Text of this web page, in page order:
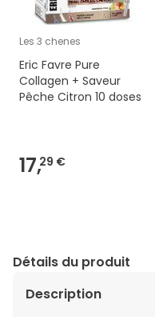
Les 3 chenes
Eric Favre Pure
Collagen + Saveur
Pêche Citron 10 doses
17,29 €
Détails du produit
Description